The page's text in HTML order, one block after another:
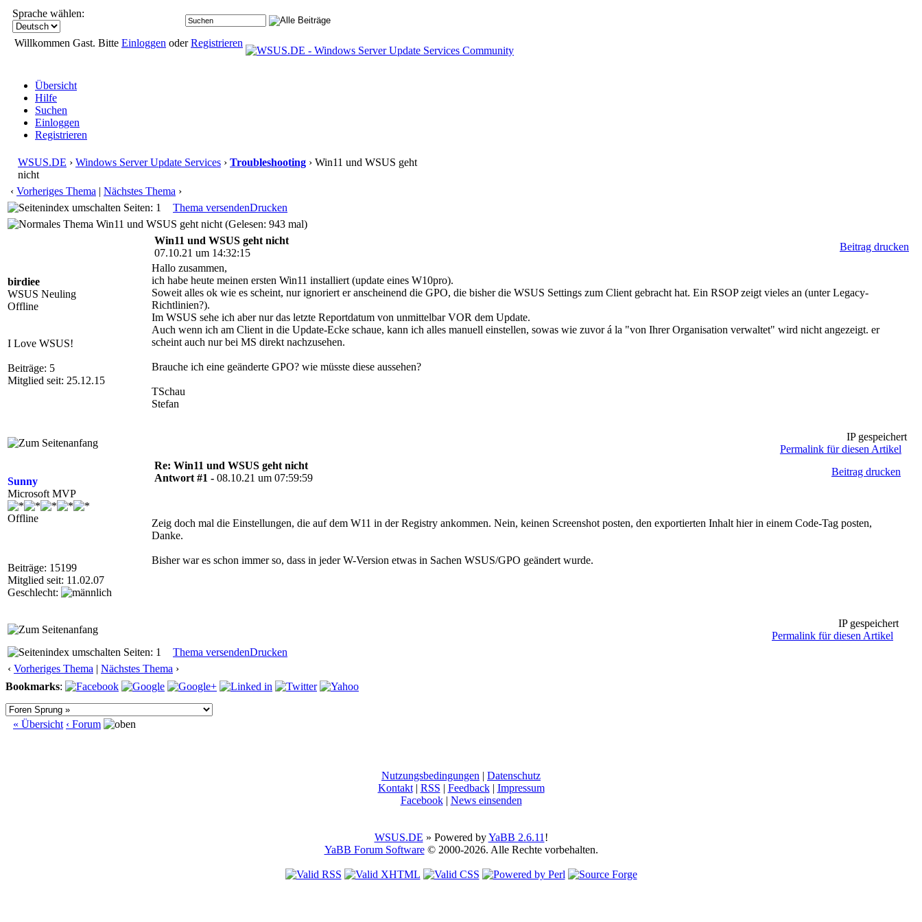
Sprache wählen:
Willkommen Gast. Bitte Einloggen oderRegistrieren
Übersicht
Hilfe
Suchen
Einloggen
Registrieren
WSUS.DE › Windows Server Update Services › Troubleshooting › Win11 und WSUS geht
nicht
‹ Vorheriges Thema | Nächstes Thema ›
Seiten: 1
Thema versendenDrucken
Win11 und WSUS geht nicht (Gelesen: 943 mal)
birdiee
WSUS Neuling
Offline
I Love WSUS!
Beiträge: 5
Mitglied seit: 25.12.15
Win11 und WSUS geht nicht
07.10.21 um 14:32:15
Beitrag drucken
Hallo zusammen,
ich habe heute meinen ersten Win11 installiert (update eines W10pro).
Soweit alles ok wie es scheint, nur ignoriert er anscheinend die GPO, die bisher die WSUS Settings zum Client gebracht hat. Ein RSOP zeigt vieles an (unter Legacy-
Richtlinien?).
Im WSUS sehe ich aber nur das letzte Reportdatum von unmittelbar VOR dem Update.
Auch wenn ich am Client in die Update-Ecke schaue, kann ich alles manuell einstellen, sowas wie zuvor á la "von Ihrer Organisation verwaltet" wird nicht angezeigt. er
scheint auch nur bei MS direkt nachzusehen.
Brauche ich eine geänderte GPO? wie müsste diese aussehen?
TSchau
Stefan
IP gespeichert
Permalink für diesen Artikel
Sunny
Microsoft MVP
Offline
Beiträge: 15199
Mitglied seit: 11.02.07
Geschlecht:
Re: Win11 und WSUS geht nicht
Antwort #1 - 08.10.21 um 07:59:59
Beitrag drucken
Zeig doch mal die Einstellungen, die auf dem W11 in der Registry ankommen. Nein, keinen Screenshot posten, den exportierten Inhalt hier in einem Code-Tag posten,
Danke.
Bisher war es schon immer so, dass in jeder W-Version etwas in Sachen WSUS/GPO geändert wurde.
IP gespeichert
Permalink für diesen Artikel
Seiten: 1
Thema versendenDrucken
‹ Vorheriges Thema | Nächstes Thema ›
Bookmarks:
« Übersicht ‹ Forum
Nutzungsbedingungen | Datenschutz
Kontakt| RSS | Feedback| Impressum
Facebook| News einsenden
WSUS.DE » Powered byYaBB 2.6.11 !
YaBB Forum Software© 2000-2026. Alle Rechte vorbehalten.